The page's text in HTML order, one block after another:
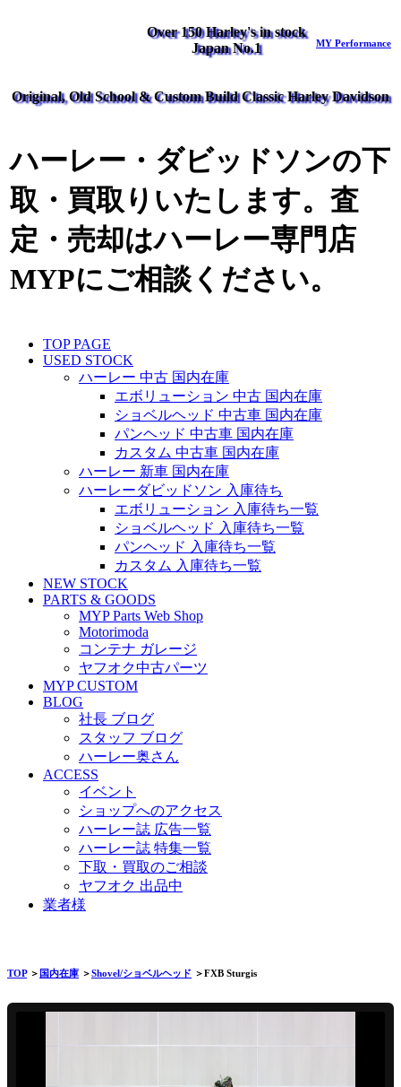
Over 150 Harley's in stock
Japan No.1
MY Performance
Original, Old School & Custom Build Classic Harley Davidson
ハーレー・ダビッドソンの下
取・買取りいたします。査
定・売却はハーレー専門店
MYPにご相談ください。
TOP PAGE
USED STOCK
ハーレー 中古 国内在庫
エボリューション 中古 国内在庫
ショベルヘッド 中古車 国内在庫
パンヘッド 中古車 国内在庫
カスタム 中古車 国内在庫
ハーレー 新車 国内在庫
ハーレーダビッドソン 入庫待ち
エボリューション 入庫待ち一覧
ショベルヘッド 入庫待ち一覧
パンヘッド 入庫待ち一覧
カスタム 入庫待ち一覧
NEW STOCK
PARTS & GOODS
MYP Parts Web Shop
Motorimoda
コンテナ ガレージ
ヤフオク中古パーツ
MYP CUSTOM
BLOG
社長 ブログ
スタッフ ブログ
ハーレー奥さん
ACCESS
イベント
ショップへのアクセス
ハーレー誌 広告一覧
ハーレー誌 特集一覧
下取・買取のご相談
ヤフオク 出品中
業者様
TOP＞ 国内在庫 ＞Shovel/ショベルヘッド ＞FXB Sturgis